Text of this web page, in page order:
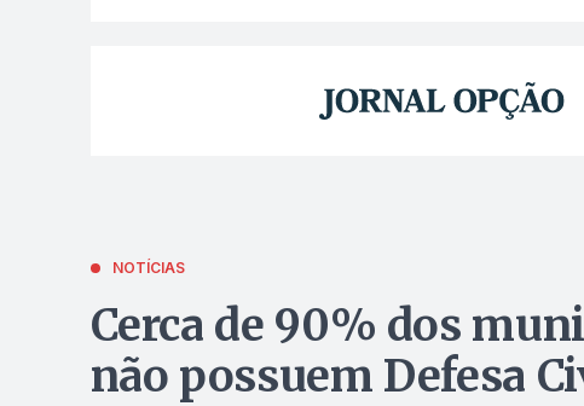
NOTÍCIAS
Cerca de 90% dos
não possuem Defesa